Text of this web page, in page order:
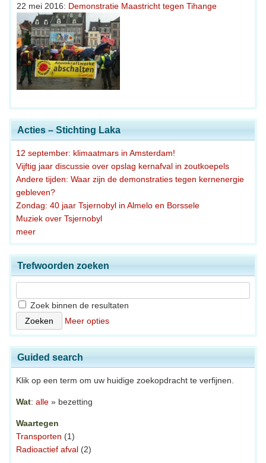
22 mei 2016: Demonstratie Maastricht tegen Tihange
Acties – Stichting Laka
12 september: klimaatmars in Amsterdam!
Vijftig jaar discussie over opslag kernafval in zoutkoepels
Andere tijden: Waar zijn de demonstraties tegen kernenergie
gebleven?
Zondag: 40 jaar Tsjernobyl in Almelo en Borssele
Muziek over Tsjernobyl
meer
Trefwoorden zoeken
Zoek binnen de resultaten
Meer opties
Guided search
Klik op een term om uw huidige zoekopdracht te verfijnen.
Wat: alle » bezetting
Waartegen
Transporten (1)
Radioactief afval (2)